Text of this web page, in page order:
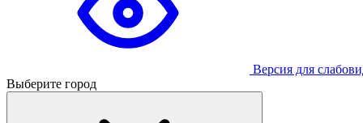
Версия для
Выберите город